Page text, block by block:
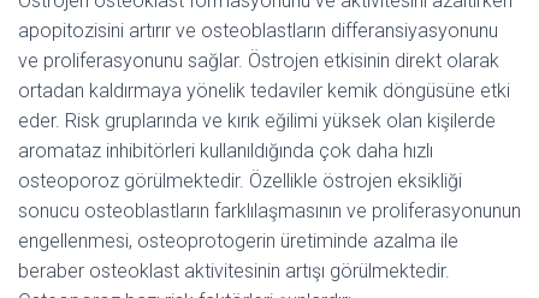
apopitozisini artırır ve osteoblastların differansiyasyonunu
ve proliferasyonunu sağlar. Östrojen etkisinin direkt olarak
ortadan kaldırmaya yönelik tedaviler kemik döngüsüne etki
eder. Risk gruplarında ve kırık eğilimi yüksek olan kişilerde
aromataz inhibitörleri kullanıldığında çok daha hızlı
osteoporoz görülmektedir. Özellikle östrojen eksikliği
sonucu osteoblastların farklılaşmasının ve proliferasyonunun
engellenmesi, osteoprotogerin üretiminde azalma ile
beraber osteoklast aktivitesinin artışı görülmektedir.